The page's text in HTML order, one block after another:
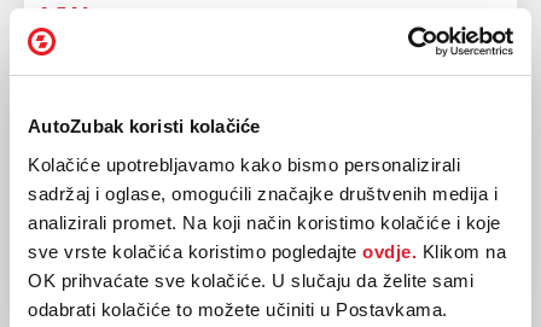
AutoZubak koristi kolačiće
Kolačiće upotrebljavamo kako bismo personalizirali
sadržaj i oglase, omogućili značajke društvenih medija i
analizirali promet. Na koji način koristimo kolačiće i koje
sve vrste kolačića koristimo pogledajte ovdje. Klikom na
OK prihvaćate sve kolačiće. U slučaju da želite sami
odabrati kolačiće to možete učiniti u Postavkama.
VW
PASSAT Variant 2.0 TDI
Dizel
Mehanički
25.978,00 EUR